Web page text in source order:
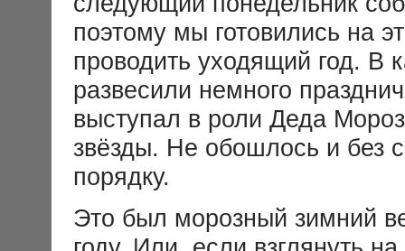
поэтому мы готовились на
проводить уходящий год.
развесили немного
выступал в роли Деда
звёзды. Не обошлось и без
порядку.
Это был морозный зимний